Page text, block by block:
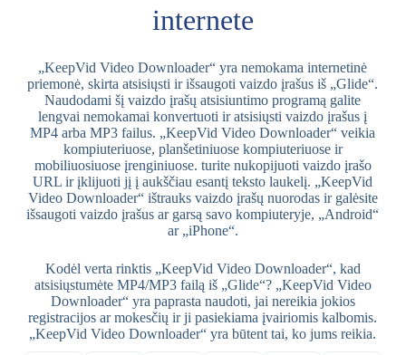
internete
„KeepVid Video Downloader“ yra nemokama internetinė
priemonė, skirta atsisiųsti ir išsaugoti vaizdo įrašus iš „Glide“.
Naudodami šį vaizdo įrašų atsisiuntimo programą galite
lengvai nemokamai konvertuoti ir atsisiųsti vaizdo įrašus į
MP4 arba MP3 failus. „KeepVid Video Downloader“ veikia
kompiuteriuose, planšetiniuose kompiuteriuose ir
mobiliuosiuose įrenginiuose. turite nukopijuoti vaizdo įrašo
URL ir įklijuoti jį į aukščiau esantį teksto laukelį. „KeepVid
Video Downloader“ ištrauks vaizdo įrašų nuorodas ir galėsite
išsaugoti vaizdo įrašus ar garsą savo kompiuteryje, „Android“
ar „iPhone“.
Kodėl verta rinktis „KeepVid Video Downloader“, kad
atsisiųstumėte MP4/MP3 failą iš „Glide“? „KeepVid Video
Downloader“ yra paprasta naudoti, jai nereikia jokios
registracijos ar mokesčių ir ji pasiekiama įvairiomis kalbomis.
„KeepVid Video Downloader“ yra būtent tai, ko jums reikia.